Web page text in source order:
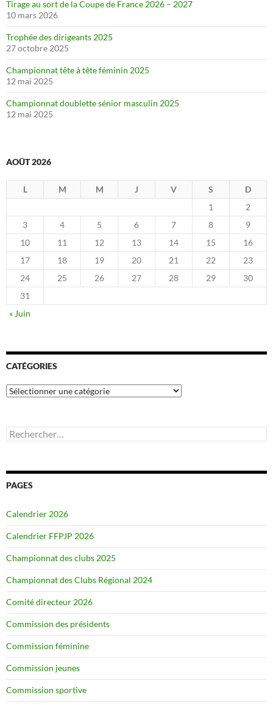
Tirage au sort de la Coupe de France 2026 – 2027
10 mars 2026
Trophée des dirigeants 2025
27 octobre 2025
Championnat tête à tête féminin 2025
12 mai 2025
Championnat doublette sénior masculin 2025
12 mai 2025
AOÛT 2026
L M M J V S
D
1
2
3
4 5 6 7 8
9
10
11 12 13 14 15
16
17
18 19 20 21 22
23
24
25 26 27 28 29
30
31
« Juin
CATÉGORIES
Catégories
Rechercher :
PAGES
Calendrier 2026
Calendrier FFPJP 2026
Championnat des clubs 2025
Championnat des Clubs Régional 2024
Comité directeur 2026
Commission des présidents
Commission féminine
Commission jeunes
Commission sportive